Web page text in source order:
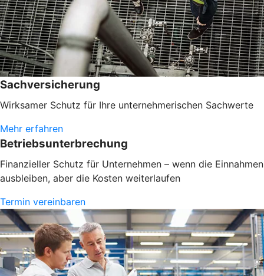
Sachversicherung
Wirksamer Schutz für Ihre unternehmerischen Sachwerte
Mehr erfahren
Betriebsunterbrechung
Finanzieller Schutz für Unternehmen – wenn die Einnahmen
ausbleiben, aber die Kosten weiterlaufen
Termin vereinbaren